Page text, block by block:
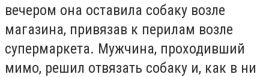
вечером она оставила собаку возле
магазина, привязав к перилам возле
супермаркета. Мужчина, проходивший
мимо, решил отвязать собаку и, как в ни